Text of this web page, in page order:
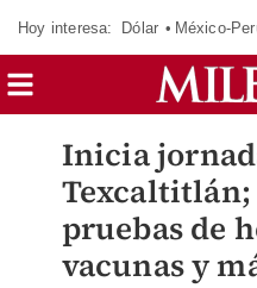
Hoy interesa: Dólar México-
Inicia
pruebas de
vacunas y